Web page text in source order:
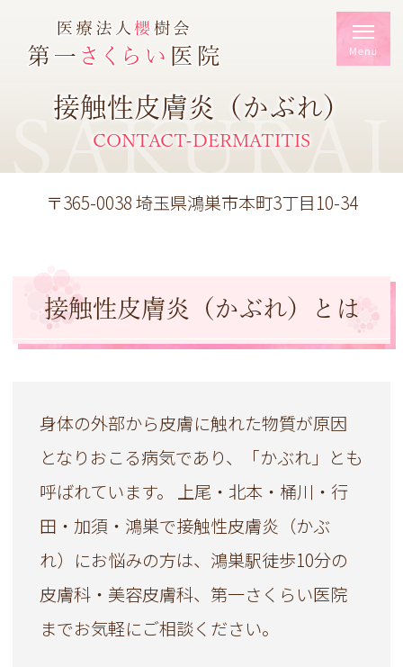
接触性皮膚炎（かぶれ）
CONTACT-DERMATITIS
SAKURAI
〒365-0038 埼玉県鴻巣市本町3丁目10-34
接触性皮膚炎（かぶれ）とは
身体の外部から皮膚に触れた物質が原因
となりおこる病気であり、「かぶれ」とも
呼ばれています。 上尾・北本・桶川・行
田・加須・鴻巣で接触性皮膚炎（かぶ
れ）にお悩みの方は、鴻巣駅徒歩10分の
皮膚科・美容皮膚科、第一さくらい医院
までお気軽にご相談ください。